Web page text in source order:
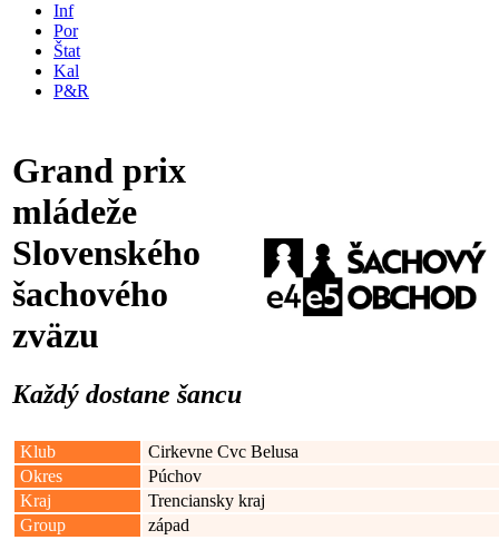
Inf
Por
Štat
Kal
P&R
Grand prix
mládeže
Slovenského
šachového
zväzu
Každý dostane šancu
Klub
Cirkevne Cvc Belusa
Okres
Púchov
Kraj
Trenciansky kraj
Group
západ